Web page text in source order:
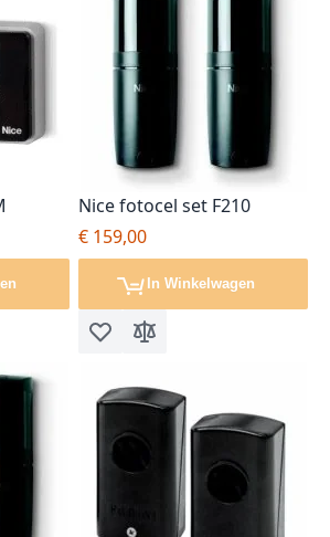
te vergelijken
Nice fotocel set F210
€ 159,00
In Winkelwagen
Voeg toe aan verlanglijst
Toevoegen om te